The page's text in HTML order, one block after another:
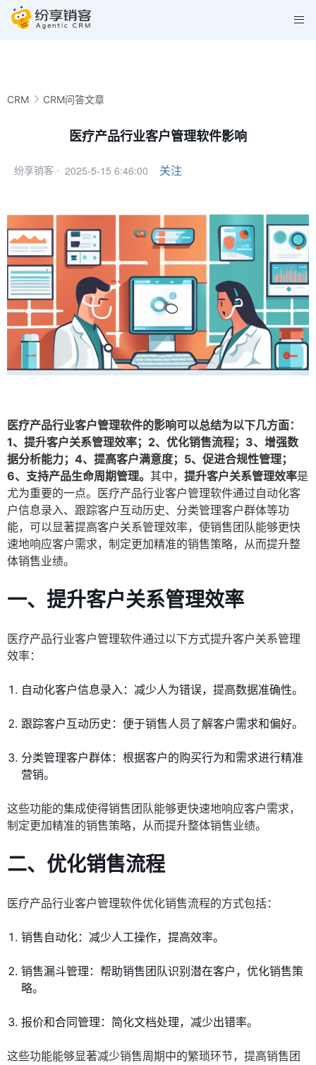
CRM CRM问答文章
医疗产品行业客户管理软件影响
纷享销客 · 2025-5-15 6:46:00 关注
医疗产品行业客户管理软件的影响可以总结为以下几方面：
1、提升客户关系管理效率；2、优化销售流程；3、增强数
据分析能力；4、提高客户满意度；5、促进合规性管理；
6、支持产品生命周期管理。 其中， 提升客户关系管理效率是
尤为重要的一点。医疗产品行业客户管理软件通过自动化客
户信息录入、跟踪客户互动历史、分类管理客户群体等功
能，可以显著提高客户关系管理效率，使销售团队能够更快
速地响应客户需求，制定更加精准的销售策略，从而提升整
体销售业绩。
一、提升客户关系管理效率
医疗产品行业客户管理软件通过以下方式提升客户关系管理
效率：
自动化客户信息录入：减少人为错误，提高数据准确性。
跟踪客户互动历史：便于销售人员了解客户需求和偏好。
分类管理客户群体：根据客户的购买行为和需求进行精准
营销。
这些功能的集成使得销售团队能够更快速地响应客户需求，
制定更加精准的销售策略，从而提升整体销售业绩。
二、优化销售流程
医疗产品行业客户管理软件优化销售流程的方式包括：
销售自动化：减少人工操作，提高效率。
销售漏斗管理：帮助销售团队识别潜在客户，优化销售策
略。
报价和合同管理：简化文档处理，减少出错率。
这些功能能够显著减少销售周期中的繁琐环节，提高销售团